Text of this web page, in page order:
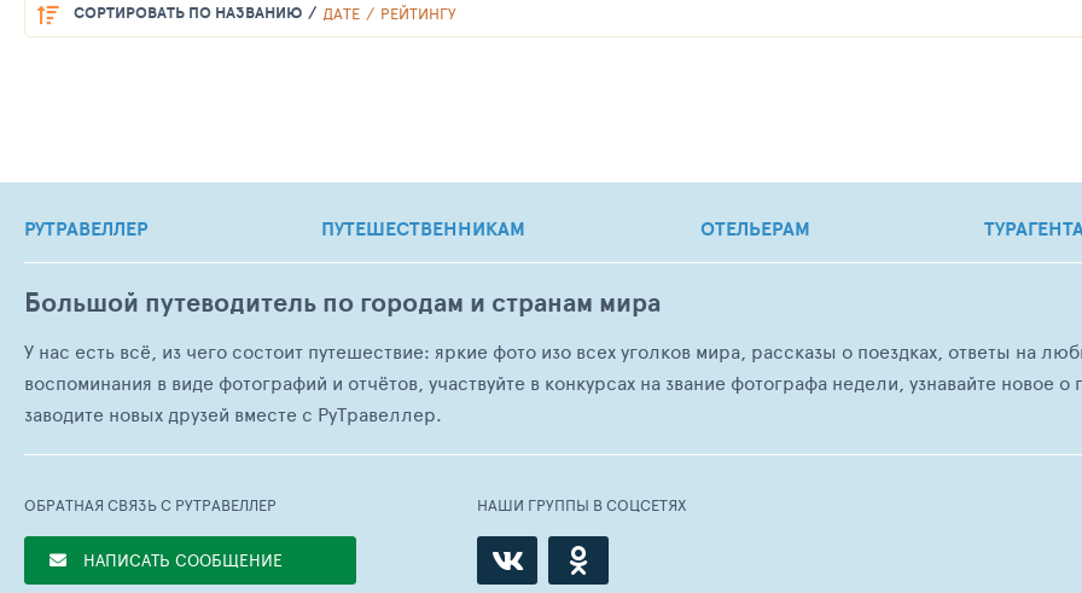
СОРТИРОВАТЬ ПО НАЗВАНИЮ ДАТЕ РЕЙТИНГУ
РУТРАВЕЛЛЕР ПУТЕШЕСТВЕННИКАМ ОТЕЛЬЕРАМ
Большой путеводитель по городам и странам мира
У нас есть всё, из чего состоит путешествие: яркие фото изо всех уголков мира, рассказы о поездках, ответы на
воспоминания в виде фотографий и отчётов, участвуйте в конкурсах на звание фотографа недели, узнавайте новое
заводите новых друзей вместе с РуТравеллер.
ОБРАТНАЯ СВЯЗЬ С РУТРАВЕЛЛЕР
НАПИСАТЬ СООБЩЕНИЕ
НАШИ ГРУППЫ В СОЦСЕТЯХ